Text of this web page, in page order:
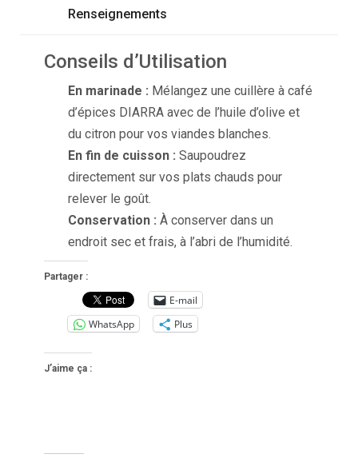
Renseignements
Conseils d’Utilisation
En marinade : Mélangez une cuillère à café
d’épices DIARRA avec de l’huile d’olive et
du citron pour vos viandes blanches.
En fin de cuisson : Saupoudrez
directement sur vos plats chauds pour
relever le goût.
Conservation : À conserver dans un
endroit sec et frais, à l’abri de l’humidité.
Partager :
E-mail
WhatsApp
Plus
J’aime ça :